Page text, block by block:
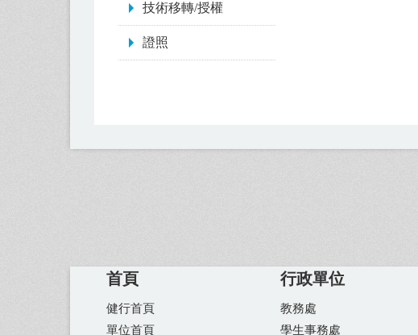
技術移轉/授權
證照
首頁
健行首頁
單位首頁
行政單位
教務處
學生事務處